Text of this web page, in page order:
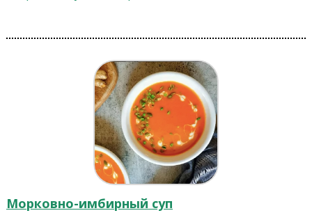
Морковно-имбирный суп